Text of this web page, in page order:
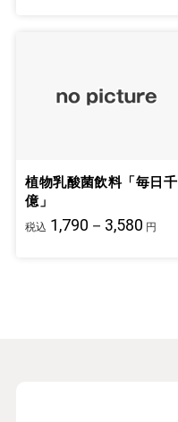
植物乳酸菌飲料「毎日千
億」
税込 1,790－3,580 円